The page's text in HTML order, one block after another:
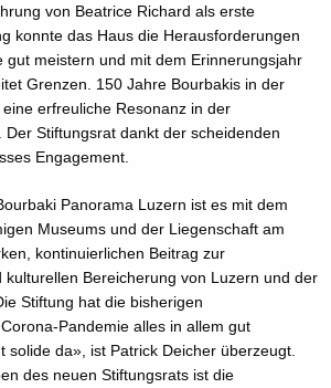
von Beatrice Richard als erste
konnte das Haus die Herausforderungen
gut meistern und mit dem Erinnerungsjahr
Grenzen. 150 Jahre Bourbakis in der
erfreuliche Resonanz in der
Der Stiftungsrat dankt der scheidenden
Engagement.
Panorama Luzern ist es mit dem
Museums und der Liegenschaft am
kontinuierlichen Beitrag zur
kulturellen Bereicherung von Luzern und der
Stiftung hat die bisherigen
Pandemie alles in allem gut
solide da», ist Patrick Deicher überzeugt.
des neuen Stiftungsrats ist die